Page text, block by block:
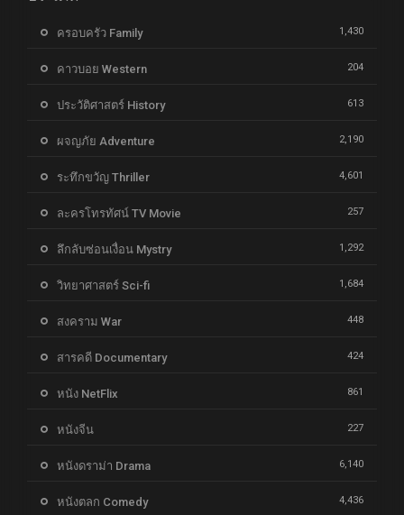
ครอบครัว Family 1,430
คาวบอย Western 204
ประวัติศาสตร์ History 613
ผจญภัย Adventure 2,190
ระทึกขวัญ Thriller 4,601
ละครโทรทัศน์ TV Movie 257
ลึกลับซ่อนเงื่อน Mystry 1,292
วิทยาศาสตร์ Sci-fi 1,684
สงคราม War 448
สารคดี Documentary 424
หนัง NetFlix 861
หนังจีน 227
หนังดราม่า Drama 6,140
หนังตลก Comedy 4,436